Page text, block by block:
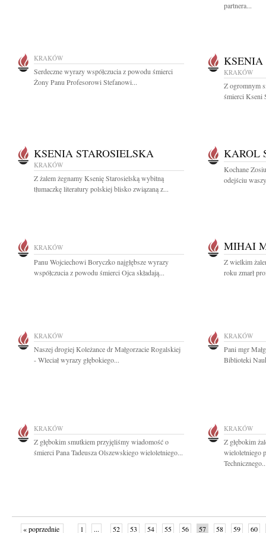
partnera...
KRAKÓW
Serdeczne wyrazy współczucia z powodu śmierci
Żony Panu Profesorowi Stefanowi...
KSENIA
KRAKÓW
Z ogromnym
śmierci Kseni
KSENIA STAROSIELSKA
KRAKÓW
Z żalem żegnamy Ksenię Starosielską wybitną
tłumaczkę literatury polskiej blisko związaną z...
KAROL
Kochane
odejściu
KRAKÓW
Panu Wojciechowi Boryczko najgłębsze wyrazy
współczucia z powodu śmierci Ojca składają...
MIHAI
Z wielkim
roku zmarł
KRAKÓW
Naszej drogiej Koleżance dr Małgorzacie Rogalskiej
- Wleciał wyrazy głębokiego...
KRAKÓW
Pani mgr
Biblioteki
KRAKÓW
Z głębokim smutkiem przyjęliśmy wiadomość o
śmierci Pana Tadeusza Olszewskiego wieloletniego...
KRAKÓW
Z głębokim
wieloletniego
« poprzednie 1 ... 52 53 54 55 56 57 58 59 60